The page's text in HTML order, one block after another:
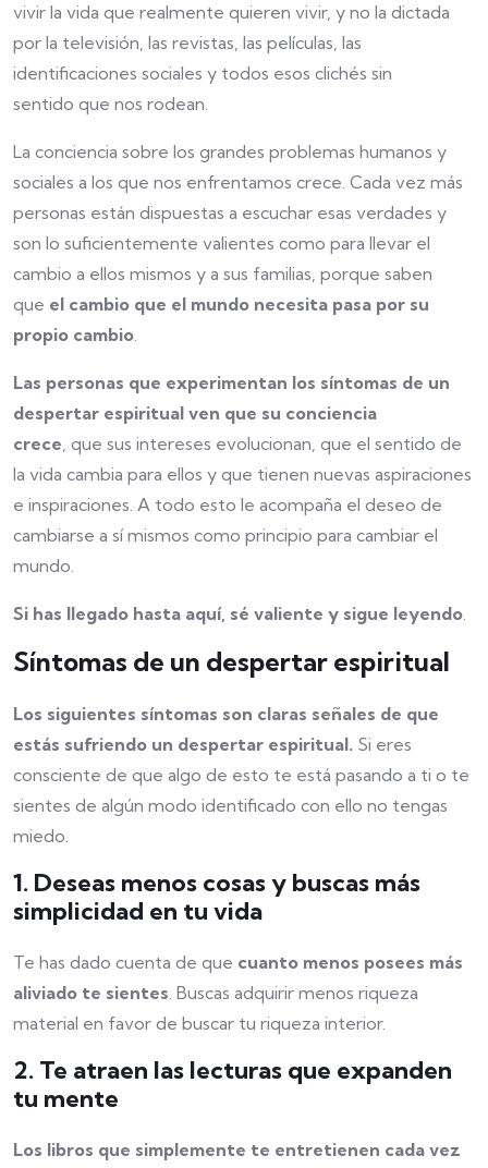
vivir la vida que realmente quieren vivir, y no la dictada
por la televisión, las revistas, las películas, las
identificaciones sociales y todos esos clichés sin
sentido que nos rodean.
La conciencia sobre los grandes problemas humanos y
sociales a los que nos enfrentamos crece. Cada vez más
personas están dispuestas a escuchar esas verdades y
son lo suficientemente valientes como para llevar el
cambio a ellos mismos y a sus familias, porque saben
que el cambio que el mundo necesita pasa por su
propio cambio.
Las personas que experimentan los síntomas de un
despertar espiritual ven que su conciencia
crece, que sus intereses evolucionan, que el sentido de
la vida cambia para ellos y que tienen nuevas aspiraciones
e inspiraciones. A todo esto le acompaña el deseo de
cambiarse a sí mismos como principio para cambiar el
mundo.
Si has llegado hasta aquí, sé valiente y sigue leyendo.
Síntomas de un despertar espiritual
Los siguientes síntomas son claras señales de que
estás sufriendo un despertar espiritual. Si eres
consciente de que algo de esto te está pasando a ti o te
sientes de algún modo identificado con ello no tengas
miedo.
1. Deseas menos cosas y buscas más
simplicidad en tu vida
Te has dado cuenta de que cuanto menos posees más
aliviado te sientes. Buscas adquirir menos riqueza
material en favor de buscar tu riqueza interior.
2. Te atraen las lecturas que expanden
tu mente
Los libros que simplemente te entretienen cada vez